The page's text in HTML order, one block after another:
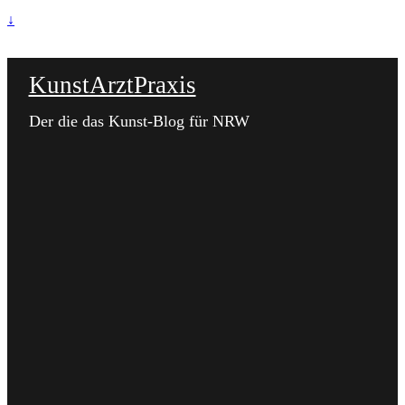
↓
KunstArztPraxis
Der die das Kunst-Blog für NRW